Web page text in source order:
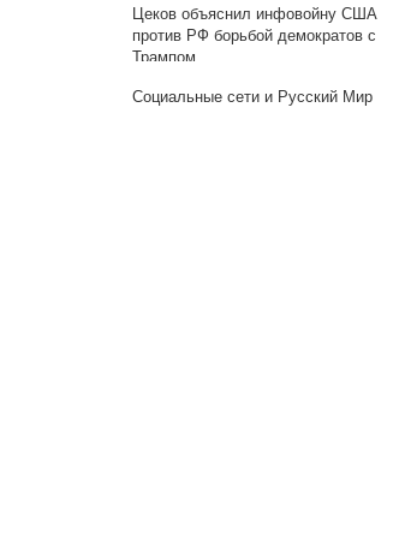
Цеков объяснил инфовойну США
против РФ борьбой демократов с
Трампом
Социальные сети и Русский Мир